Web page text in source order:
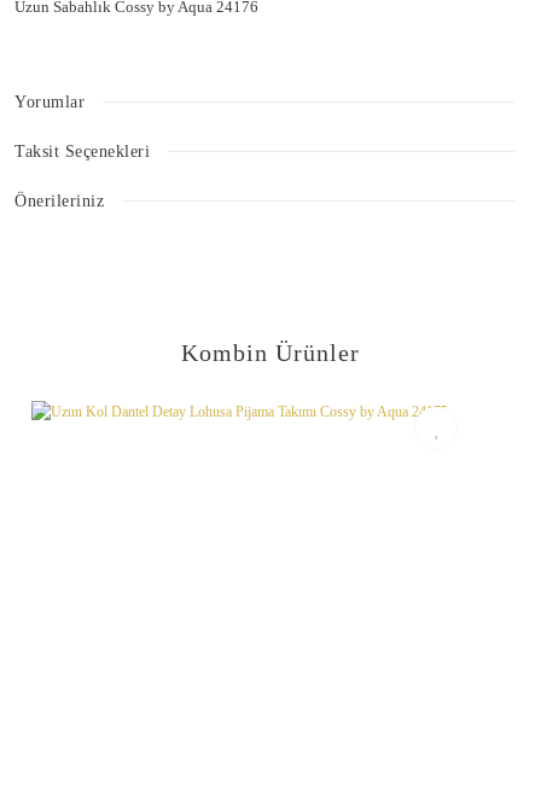
Uzun Sabahlık Cossy by Aqua 24176
Yorumlar
Taksit Seçenekleri
Önerileriniz
Ürün açıklamasında eksik bilgiler bulunuyor.
Kombin Ürünler